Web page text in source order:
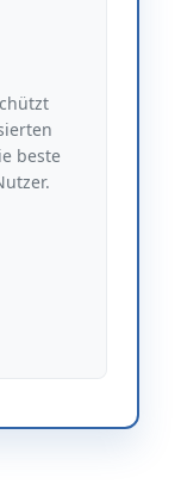
beste